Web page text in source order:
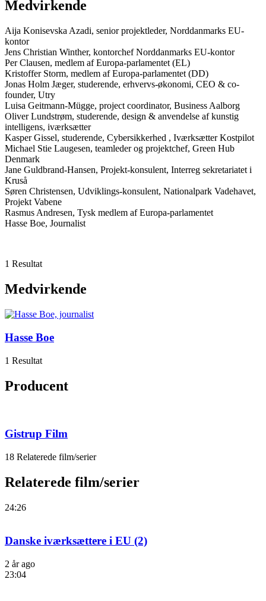
Medvirkende
Aija Konisevska Azadi, senior projektleder, Norddanmarks EU-
kontor
Jens Christian Winther, kontorchef Norddanmarks EU-kontor
Per Clausen, medlem af Europa-parlamentet (EL)
Kristoffer Storm, medlem af Europa-parlamentet (DD)
Jonas Holm Jæger, studerende, erhvervs-økonomi, CEO & co-
founder, Utry
Luisa Geitmann-Mügge, project coordinator, Business Aalborg
Oliver Lundstrøm, studerende, design & anvendelse af kunstig
intelligens, iværksætter
Kasper Gissel, studerende, Cybersikkerhed , Iværksætter Kostpilot
Michael Stie Laugesen, teamleder og projektchef, Green Hub
Denmark
Jane Guldbrand-Hansen, Projekt-konsulent, Interreg sekretariatet i
Kruså
Søren Christensen, Udviklings-konsulent, Nationalpark Vadehavet,
Projekt Vabene
Rasmus Andresen, Tysk medlem af Europa-parlamentet
Hasse Boe, Journalist
1 Resultat
Medvirkende
Hasse Boe
1 Resultat
Producent
Gistrup Film
18 Relaterede film/serier
Relaterede film/serier
24:26
Danske iværksættere i EU (2)
2 år ago
23:04